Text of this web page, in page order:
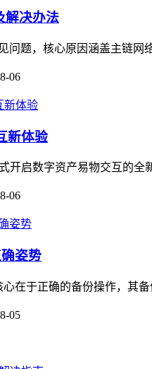
解决办法
问题，核心原因涵盖主链
06
新体验
开启数字资产易物交互的
06
姿势
在于正确的备份操作，其
05